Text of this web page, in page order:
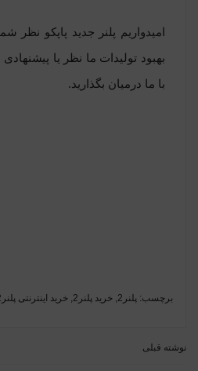
امیدواریم پلنر جدید پاپکو نظر
بهبود تولیدات ما نظر یا
با ما درمیان بگذارید.
برچسب: پلنر2 خرید پلنر2 خرید اینترنتی پلنر2
نوشته قبلی